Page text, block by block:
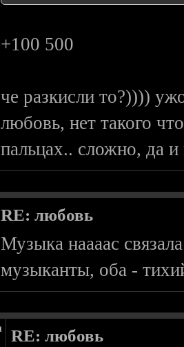
+100 500
че разкисли то?))))
любовь, нет такого
пальцах.. сложно, да
RE: любовь
Музыка наааас
музыканты, оба -
RE: любовь